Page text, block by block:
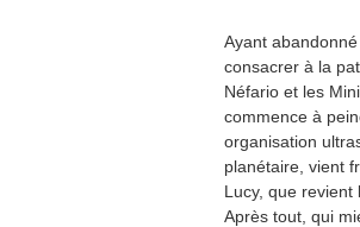
Ayant
consacrer à la
Néfario et les
commence à
organisation
planétaire, vient
Lucy, que revient
Après tout, qui